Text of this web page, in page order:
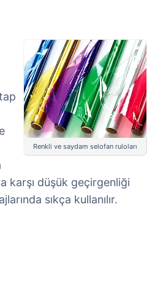
Renkli ve saydam selofan ruloları
karşı düşük geçirgenliği
sıkça kullanılır.